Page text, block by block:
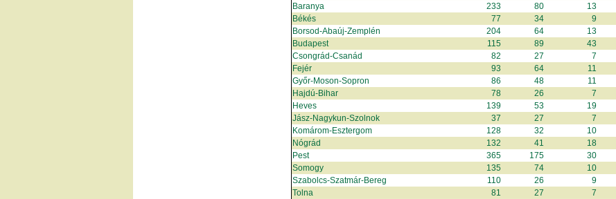
Baranya
233 80 13
Békés
77 34 9
Borsod-Abaúj-Zemplén
204 64 13
Budapest
115 89 43
Csongrád-Csanád
82 27 7
Fejér
93 64 11
Győr-Moson-Sopron
86 48 11
Hajdú-Bihar
78 26 7
Heves
139 53 19
Jász-Nagykun-Szolnok
37 27 7
Komárom-Esztergom
128 32 10
Nógrád
132 41 18
Pest
365 175 30
Somogy
135 74 10
Szabolcs-Szatmár-Bereg
110 26 9
Tolna
81 27 7